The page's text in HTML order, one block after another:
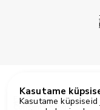
FacebookInstagram
© 2025 Unico Eesti OÜ
Consent settings
Kasutame
Kasutame